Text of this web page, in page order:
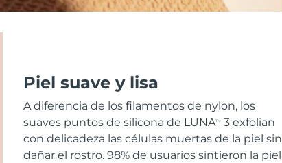
Piel suave y lisa
A diferencia de los filamentos de nylon, los
suaves puntos de silicona de LUNATM
3 exfolian
con delicadeza las células muertas de la piel sin
dañar el rostro. 98% de usuarios sintieron la piel